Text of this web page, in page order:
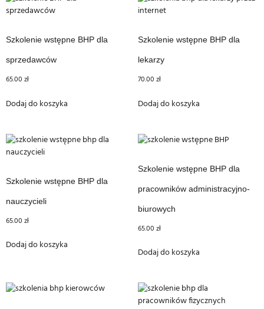
Szkolenie wstępne BHP dla
sprzedawców
65.00 zł
Dodaj do koszyka
Szkolenie wstępne BHP dla
lekarzy
70.00 zł
Dodaj do koszyka
Szkolenie wstępne BHP dla
nauczycieli
65.00 zł
Dodaj do koszyka
Szkolenie wstępne BHP dla
pracowników administracyjno-
biurowych
65.00 zł
Dodaj do koszyka